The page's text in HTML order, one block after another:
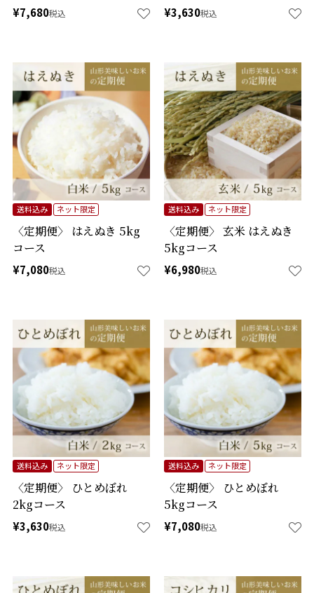
¥7,680税込 ¥3,630税込
〈定期便〉 はえぬき 5kg
コース
送料込み ネット限定
¥7,080税込
〈定期便〉 玄米 はえぬき
5kgコース
送料込み ネット限定
¥6,980税込
〈定期便〉 ひとめぼれ
2kgコース
送料込み ネット限定
¥3,630税込
〈定期便〉 ひとめぼれ
5kgコース
送料込み ネット限定
¥7,080税込